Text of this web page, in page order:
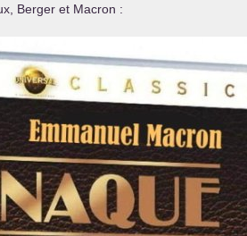
Berger et Macron :